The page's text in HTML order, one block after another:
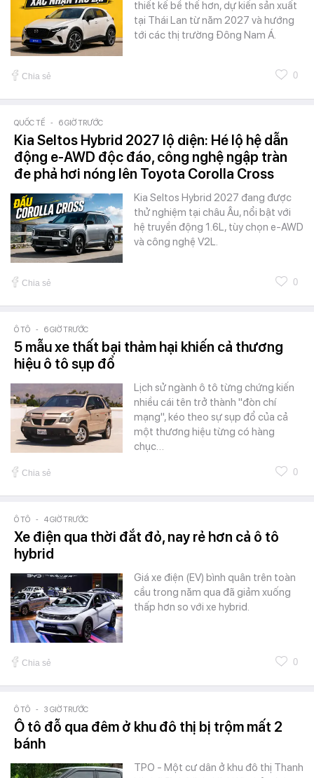
thiết kế bề thế hơn, dự kiến sản xuất
tại Thái Lan từ năm 2027 và hướng
tới các thị trường Đông Nam Á.
Chia sẻ 0
QUỐC TẾ - 6 GIỜ TRƯỚC
Kia Seltos Hybrid 2027 lộ diện: Hé lộ hệ dẫn
động e-AWD độc đáo, công nghệ ngập tràn
đe phả hơi nóng lên Toyota Corolla Cross
Kia Seltos Hybrid 2027 đang được
thử nghiệm tại châu Âu, nổi bật với
hệ truyền động 1.6L, tùy chọn e-AWD
và công nghệ V2L.
Chia sẻ 0
Ô TÔ - 6 GIỜ TRƯỚC
5 mẫu xe thất bại thảm hại khiến cả thương
hiệu ô tô sụp đổ
Lịch sử ngành ô tô từng chứng kiến
nhiều cái tên trở thành "đòn chí
mạng", kéo theo sự sụp đổ của cả
một thương hiệu từng có hàng
chục…
Chia sẻ 0
Ô TÔ - 4 GIỜ TRƯỚC
Xe điện qua thời đắt đỏ, nay rẻ hơn cả ô tô
hybrid
Giá xe điện (EV) bình quân trên toàn
cầu trong năm qua đã giảm xuống
thấp hơn so với xe hybrid.
Chia sẻ 0
Ô TÔ - 3 GIỜ TRƯỚC
Ô tô đỗ qua đêm ở khu đô thị bị trộm mất 2
bánh
TPO - Một cư dân ở khu đô thị Thanh